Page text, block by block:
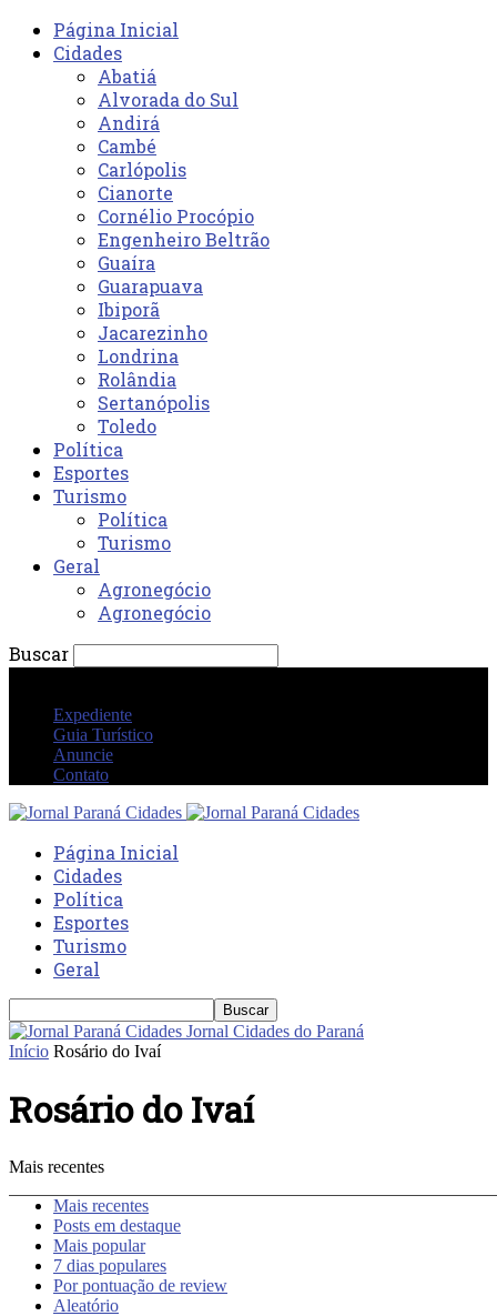
Página Inicial
Cidades
Abatiá
Alvorada do Sul
Andirá
Cambé
Carlópolis
Cianorte
Cornélio Procópio
Engenheiro Beltrão
Guaíra
Guarapuava
Ibiporã
Jacarezinho
Londrina
Rolândia
Sertanópolis
Toledo
Política
Esportes
Turismo
Política
Turismo
Geral
Agronegócio
Agronegócio
Buscar
Expediente
Guia Turístico
Anuncie
Contato
Página Inicial
Cidades
Política
Esportes
Turismo
Geral
Jornal Cidades do Paraná
Início Rosário do Ivaí
Rosário do Ivaí
Mais recentes
Mais recentes
Posts em destaque
Mais popular
7 dias populares
Por pontuação de review
Aleatório